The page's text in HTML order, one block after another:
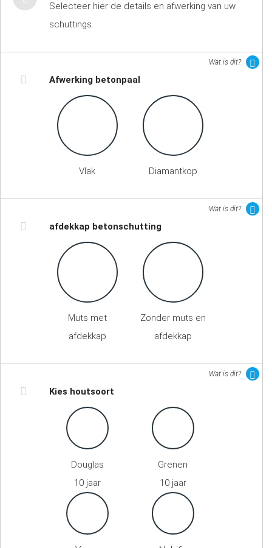
Selecteer hier de details en afwerking van uw
schuttings.
Wat is dit?
Afwerking betonpaal
Vlak Diamantkop
Wat is dit?
afdekkap betonschutting
Muts met
afdekkap
Zonder muts en
afdekkap
Wat is dit?
Kies houtsoort
Douglas
10 jaar
Grenen
10 jaar